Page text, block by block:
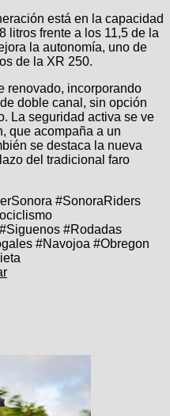
está en la capacidad
litros frente a los 11,5 de la
la autonomía, uno de
de la XR 250.
renovado, incorporando
doble canal, sin opción
La seguridad activa se ve
que acompaña a un
se destaca la nueva
del tradicional faro
#SonoraRiders
#Rodadas
#Navojoa #Obregon